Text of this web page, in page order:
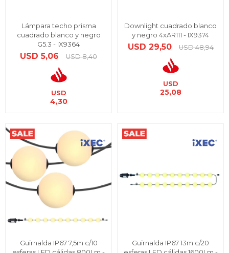
Lámpara techo prisma
cuadrado blanco y negro
G5.3 - IX9364
USD 5,06 USD 8,40
USD
4,30
Downlight cuadrado blanco
y negro 4xAR111 - IX9374
USD 29,50 USD 48,94
USD
25,08
Guirnalda IP67 7,5m c/10
Guirnalda IP67 13m c/20